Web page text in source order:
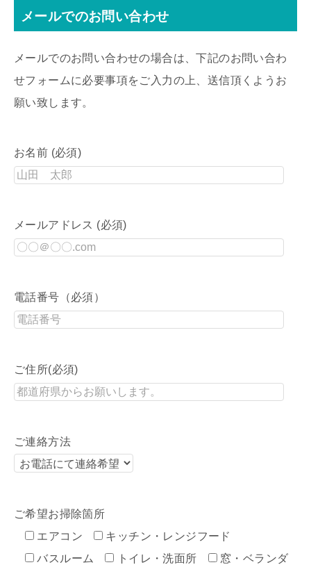
メールでのお問い合わせ
メールでのお問い合わせの場合は、下記のお問い合わ
せフォームに必要事項をご入力の上、送信頂くようお
願い致します。
お名前 (必須)
メールアドレス (必須)
電話番号（必須）
ご住所(必須)
ご連絡方法
ご希望お掃除箇所
エアコン
キッチン・レンジフード
バスルーム
トイレ・洗面所
窓・ベランダ